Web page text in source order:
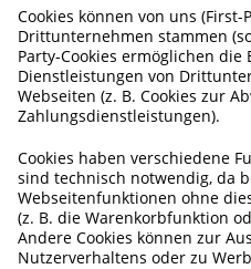
Cookies können von uns (First-
Drittunternehmen stammen
Party-Cookies ermöglichen
Dienstleistungen von
Webseiten (z. B. Cookies zur
Zahlungsdienstleistungen).
Cookies haben verschiedene
sind technisch notwendig, da
Webseitenfunktionen ohne
(z. B. die Warenkorbfunktion
Andere Cookies können zur
Nutzerverhaltens oder zu